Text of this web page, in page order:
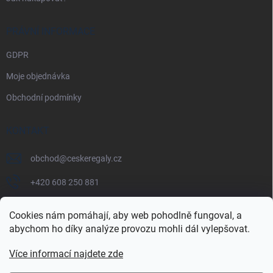
Cookies nám pomáhají, aby web pohodlně fungoval, a
abychom ho díky analýze provozu mohli dál vylepšovat.
Více informací najdete zde
PRÁVNÍ INFORMACE
GDPR
Moje objednávka
Obchodní podmínky
KONTAKT
obchod@ceskeregaly.cz
+420 608 250 881